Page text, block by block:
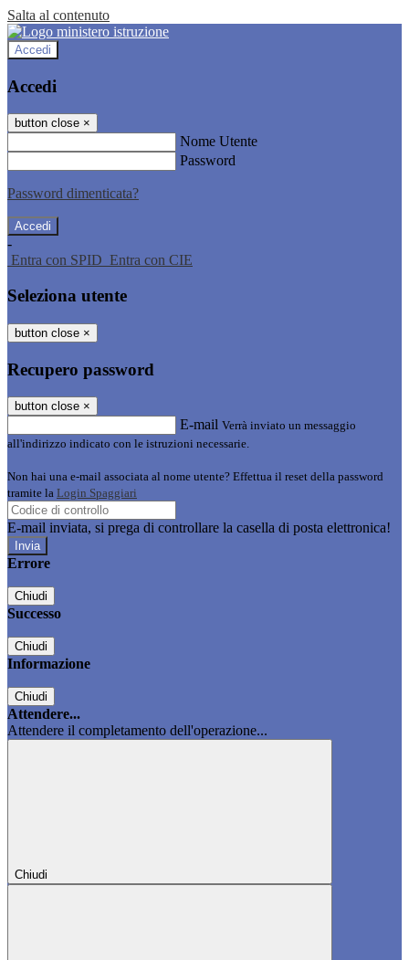
Salta al contenuto
Accedi
Accedi
button close ×
Nome Utente
Password
Password dimenticata?
-
Entra con SPID Entra con CIE
Seleziona utente
button close ×
Recupero password
button close ×
E-mail Verrà inviato un messaggio
all'indirizzo indicato con le istruzioni necessarie.
Non hai una e-mail associata al nome utente? Effettua il reset della password
tramite la Login Spaggiari
E-mail inviata, si prega di controllare la casella di posta elettronica!
Errore
Chiudi
Successo
Chiudi
Informazione
Chiudi
Attendere...
Attendere il completamento dell'operazione...
Chiudi